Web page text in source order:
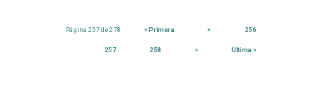
Página 257 de 278 « Primera « 256
257 258 » Última »